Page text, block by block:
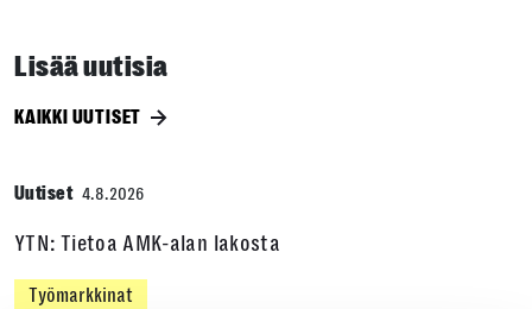
Lisää uutisia
KAIKKI UUTISET
Uutiset 4.8.2026
YTN: Tietoa AMK-alan lakosta
Työmarkkinat